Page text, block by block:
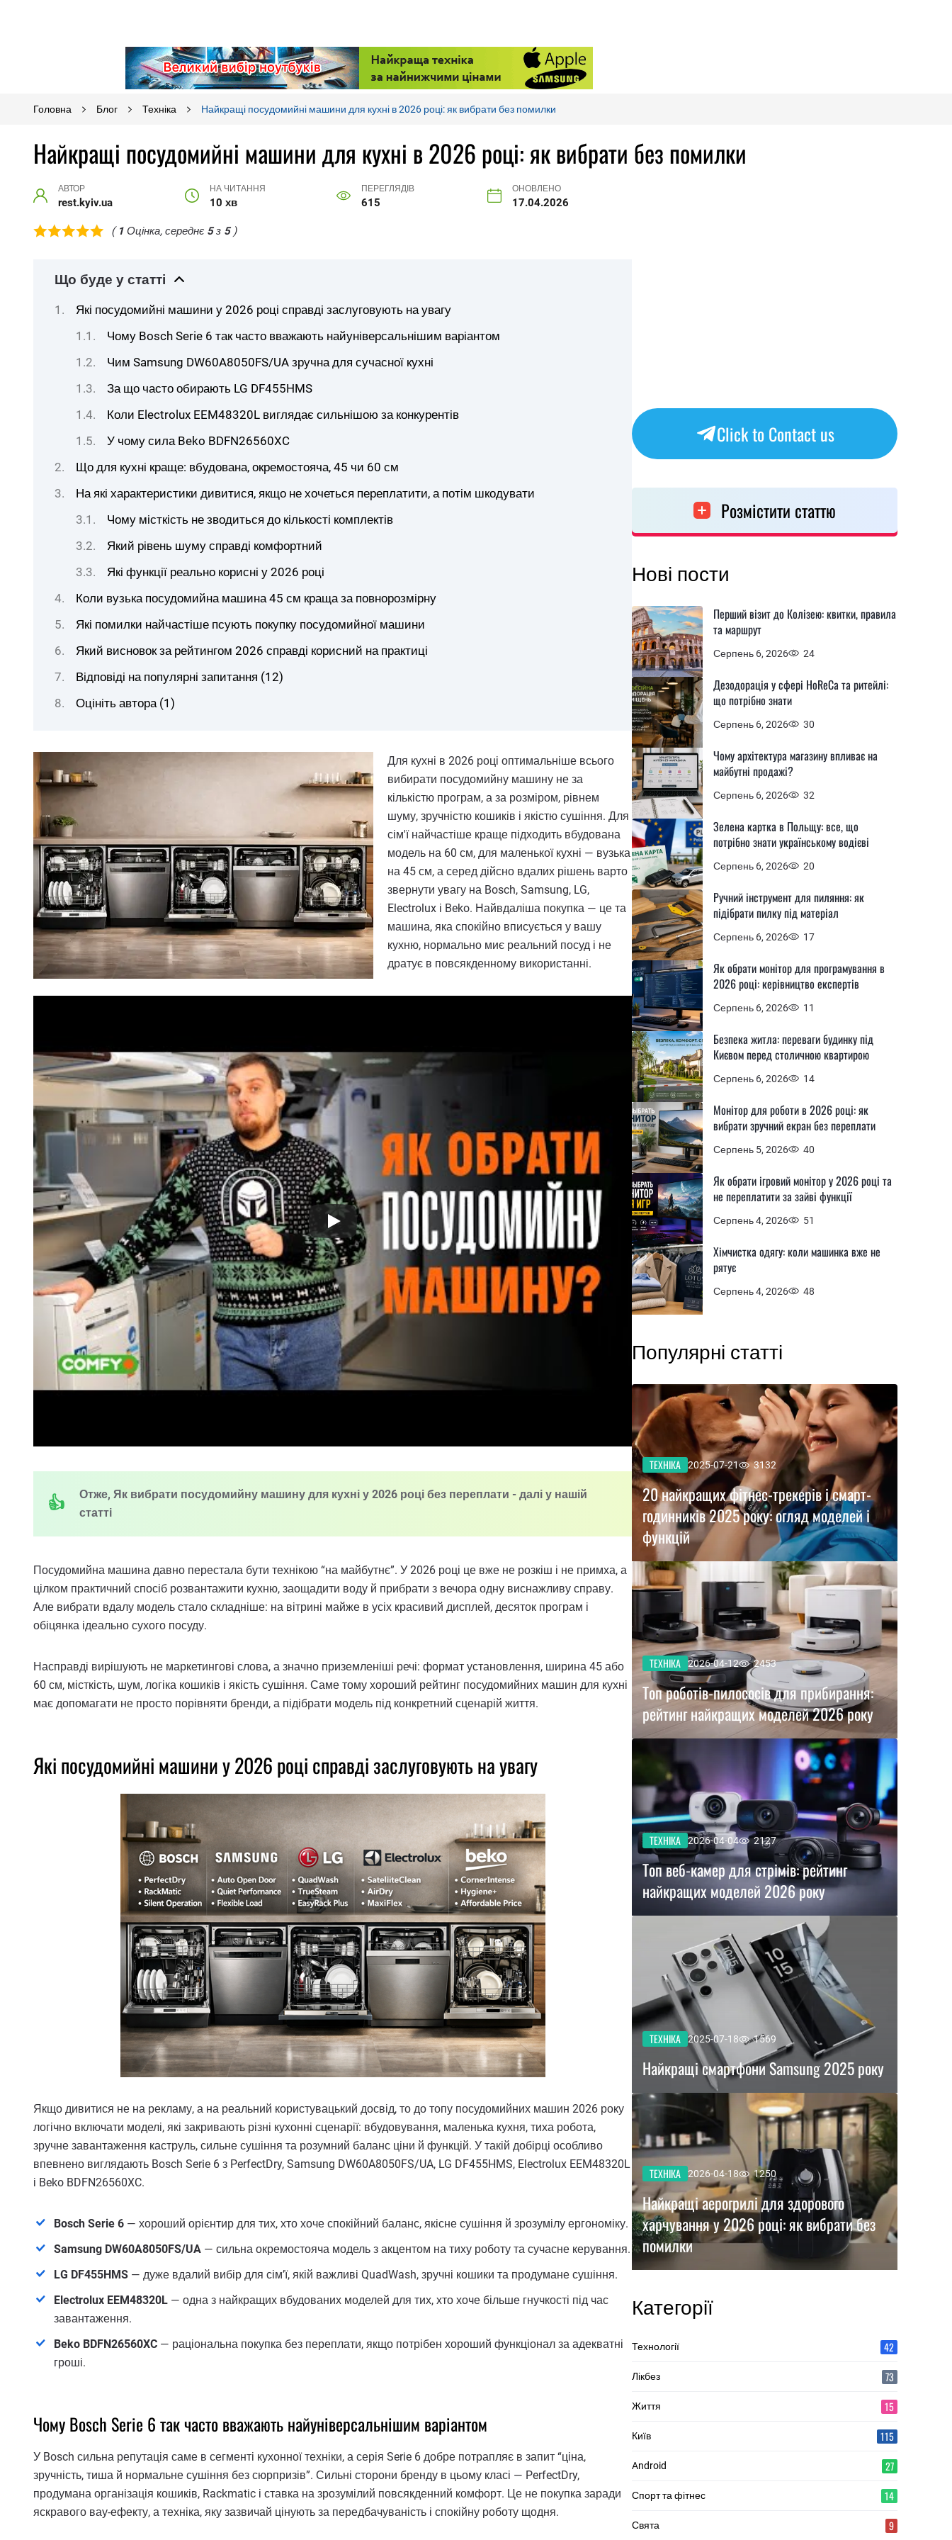
Головна Блог Техніка Найкращі посудомийні машини для кухні в 2026 році: як вибрати без помилки
Найкращі посудомийні машини для кухні в 2026 році: як вибрати без помилки
АВТОР
rest.kyiv.ua
НА ЧИТАННЯ
10 хв
ПЕРЕГЛЯДІВ
615
ОНОВЛЕНО
17.04.2026
( 1 Оцінка, середнє 5з 5)
Що буде у статті
Які посудомийні машини у 2026 році справді заслуговують на увагу
Чому Bosch Serie 6 так часто вважають найуніверсальнішим варіантом
Чим Samsung DW60A8050FS/UA зручна для сучасної кухні
За що часто обирають LG DF455HMS
Коли Electrolux EEM48320L виглядає сильнішою за конкурентів
У чому сила Beko BDFN26560XC
Що для кухні краще: вбудована, окремостояча, 45 чи 60 см
На які характеристики дивитися, якщо не хочеться переплатити, а потім шкодувати
Чому місткість не зводиться до кількості комплектів
Який рівень шуму справді комфортний
Які функції реально корисні у 2026 році
Коли вузька посудомийна машина 45 см краща за повнорозмірну
Які помилки найчастіше псують покупку посудомийної машини
Який висновок за рейтингом 2026 справді корисний на практиці
Відповіді на популярні запитання (12)
Оцініть автора (1)
Для кухні в 2026 році оптимальніше всього
вибирати посудомийну машину не за
кількістю програм, а за розміром, рівнем
шуму, зручністю кошиків і якістю сушіння. Для
сім'ї найчастіше краще підходить вбудована
модель на 60 см, для маленької кухні — вузька
на 45 см, а серед дійсно вдалих рішень варто
звернути увагу на Bosch, Samsung, LG,
Electrolux і Beko. Найвдаліша покупка — це та
машина, яка спокійно вписується у вашу
кухню, нормально миє реальний посуд і не
дратує в повсякденному використанні.
Отже, Як вибрати посудомийну машину для кухні у 2026 році без переплати - далі у нашій
статті
Посудомийна машина давно перестала бути технікою “на майбутнє”. У 2026 році це вже не розкіш і не примха, а
цілком практичний спосіб розвантажити кухню, заощадити воду й прибрати з вечора одну виснажливу справу.
Але вибрати вдалу модель стало складніше: на вітрині майже в усіх красивий дисплей, десяток програм і
обіцянка ідеально сухого посуду.
Насправді вирішують не маркетингові слова, а значно приземленіші речі: формат установлення, ширина 45 або
60 см, місткість, шум, логіка кошиків і якість сушіння. Саме тому хороший рейтинг посудомийних машин для кухні
має допомагати не просто порівняти бренди, а підібрати модель під конкретний сценарій життя.
Які посудомийні машини у 2026 році справді заслуговують на увагу
Якщо дивитися не на рекламу, а на реальний користувацький досвід, то до топу посудомийних машин 2026 року
логічно включати моделі, які закривають різні кухонні сценарії: вбудовування, маленька кухня, тиха робота,
зручне завантаження каструль, сильне сушіння та розумний баланс ціни й функцій. У такій добірці особливо
впевнено виглядають Bosch Serie 6 з PerfectDry, Samsung DW60A8050FS/UA, LG DF455HMS, Electrolux EEM48320L
і Beko BDFN26560XC.
Bosch Serie 6 — хороший орієнтир для тих, хто хоче спокійний баланс, якісне сушіння й зрозумілу ергономіку.
Samsung DW60A8050FS/UA — сильна окремостояча модель з акцентом на тиху роботу та сучасне керування.
LG DF455HMS — дуже вдалий вибір для сім’ї, якій важливі QuadWash, зручні кошики та продумане сушіння.
Electrolux EEM48320L — одна з найкращих вбудованих моделей для тих, хто хоче більше гнучкості під час
завантаження.
Beko BDFN26560XC — раціональна покупка без переплати, якщо потрібен хороший функціонал за адекватні
гроші.
Чому Bosch Serie 6 так часто вважають найуніверсальнішим варіантом
У Bosch сильна репутація саме в сегменті кухонної техніки, а серія Serie 6 добре потрапляє в запит “ціна,
зручність, тиша й нормальне сушіння без сюрпризів”. Сильні сторони бренду в цьому класі — PerfectDry,
продумана організація кошиків, Rackmatic і ставка на зрозумілий повсякденний комфорт. Це не покупка заради
яскравого вау-ефекту, а техніка, яку зазвичай цінують за передбачуваність і спокійну роботу щодня.
Click to Contact us
Розмістити статтю
Нові пости
Серпень 6, 2026 24
Перший візит до Колізею: квитки, правила
та маршрут
Серпень 6, 2026 30
Дезодорація у сфері HoReCa та ритейлі:
що потрібно знати
Серпень 6, 2026 32
Чому архітектура магазину впливає на
майбутні продажі?
Серпень 6, 2026 20
Зелена картка в Польщу: все, що
потрібно знати українському водієві
Серпень 6, 2026 17
Ручний інструмент для пиляння: як
підібрати пилку під матеріал
Серпень 6, 2026 11
Як обрати монітор для програмування в
2026 році: керівництво експертів
Серпень 6, 2026 14
Безпека житла: переваги будинку під
Києвом перед столичною квартирою
Серпень 5, 2026 40
Монітор для роботи в 2026 році: як
вибрати зручний екран без переплати
Серпень 4, 2026 51
Як обрати ігровий монітор у 2026 році та
не переплатити за зайві функції
Серпень 4, 2026 48
Хімчистка одягу: коли машинка вже не
рятує
Популярні статті
ТЕХНІКА 2025-07-21 3132
20 найкращих фітнес-трекерів і смарт-
годинників 2025 року: огляд моделей і
функцій
ТЕХНІКА 2026-04-12 2453
Топ роботів-пилососів для прибирання:
рейтинг найкращих моделей 2026 року
ТЕХНІКА 2026-04-04 2127
Топ веб-камер для стрімів: рейтинг
найкращих моделей 2026 року
ТЕХНІКА 2025-07-18 1569
Найкращі смартфони Samsung 2025 року
ТЕХНІКА 2026-04-18 1250
Найкращі аерогрилі для здорового
харчування у 2026 році: як вибрати без
помилки
Категорії
Технології 42
Лікбез 73
Життя 15
Київ 115
Android 27
Спорт та фітнес 14
Свята 9